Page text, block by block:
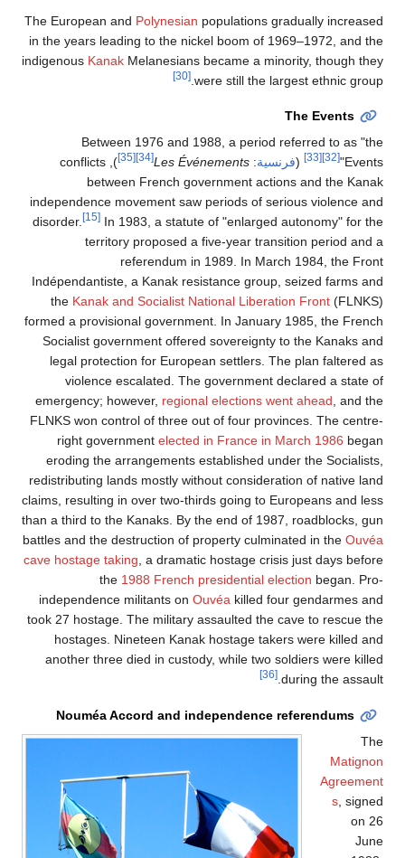
The European andPolynesianpopulations gradually increased
in the years leading to the nickel boom of 1969–1972, and the
indigenousKanakMelanesians became a minority, though they
were still the largest ethnic group.
The Events
Between 1976 and 1988, a period referred to as "the
Events"
[32]
[33]
( فرنسية:
Les Événements
[35]
), conflicts
between French government actions and the Kanak
independence movement saw periods of serious violence and
disorder.
[15]In 1983, a statute of "enlarged autonomy" for the
territory proposed a five-year transition period and a
referendum in 1989. In March 1984, the Front
Indépendantiste, a Kanak resistance group, seized farms and
theKanak and Socialist National Liberation Front(FLNKS)
formed a provisional government. In January 1985, the French
Socialist government offered sovereignty to the Kanaks and
legal protection for European settlers. The plan faltered as
violence escalated. The government declared a state of
emergency; however,regional elections went ahead , and the
FLNKS won control of three out of four provinces. The centre-
right governmentelected in France in March 1986began
eroding the arrangements established under the Socialists,
redistributing lands mostly without consideration of native land
claims, resulting in over two-thirds going to Europeans and less
than a third to the Kanaks. By the end of 1987, roadblocks, gun
battles and the destruction of property culminated in theOuvéa
cave hostage taking , a dramatic hostage crisis just days before
the1988 French presidential electionbegan. Pro-
independence militants onOuvéakilled four gendarmes and
took 27 hostage. The military assaulted the cave to rescue the
hostages. Nineteen Kanak hostage takers were killed and
another three died in custody, while two soldiers were killed
during the assault.
Nouméa Accord and independence referendums
The
Matignon
Agreement
, signed
on 26
June